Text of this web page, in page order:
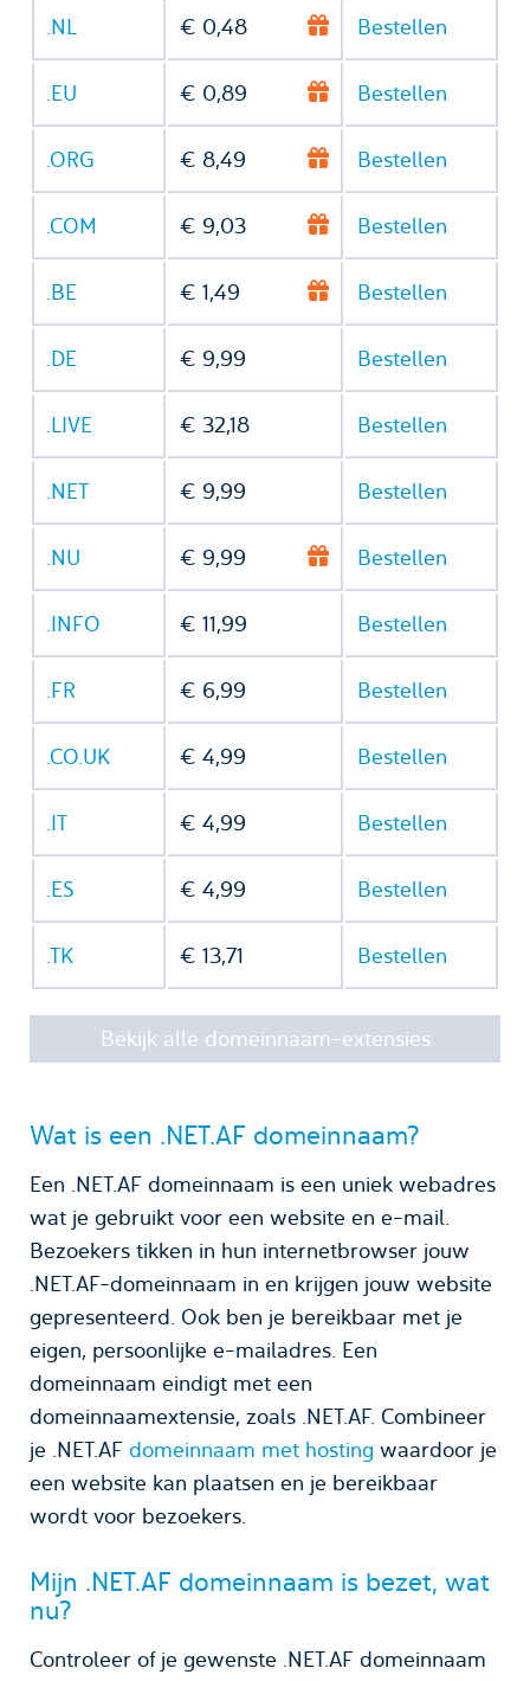
.NL € 0,48 Bestellen
.EU € 0,89 Bestellen
.ORG € 8,49 Bestellen
.COM € 9,03 Bestellen
.BE € 1,49 Bestellen
.DE € 9,99 Bestellen
.LIVE € 32,18 Bestellen
.NET € 9,99 Bestellen
.NU € 9,99 Bestellen
.INFO € 11,99 Bestellen
.FR € 6,99 Bestellen
.CO.UK € 4,99 Bestellen
.IT € 4,99 Bestellen
.ES € 4,99 Bestellen
.TK € 13,71 Bestellen
Bekijk alle domeinnaam-extensies
Wat is een .NET.AF domeinnaam?
Een .NET.AF domeinnaam is een uniek webadres
wat je gebruikt voor een website en e-mail.
Bezoekers tikken in hun internetbrowser jouw
.NET.AF-domeinnaam in en krijgen jouw website
gepresenteerd. Ook ben je bereikbaar met je
eigen, persoonlijke e-mailadres. Een
domeinnaam eindigt met een
domeinnaamextensie, zoals .NET.AF. Combineer
je .NET.AF domeinnaam met hosting waardoor je
een website kan plaatsen en je bereikbaar
wordt voor bezoekers.
Mijn .NET.AF domeinnaam is bezet, wat
nu?
Controleer of je gewenste .NET.AF domeinnaam